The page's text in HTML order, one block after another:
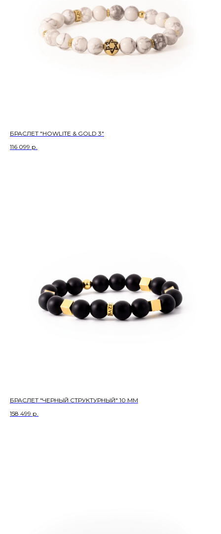
БРАСЛЕТ "HOWLITE & GOLD 3"
116 099 р.
БРАСЛЕТ "ЧЕРНЫЙ СТРУКТУРНЫЙ" 10 ММ
158 499 р.